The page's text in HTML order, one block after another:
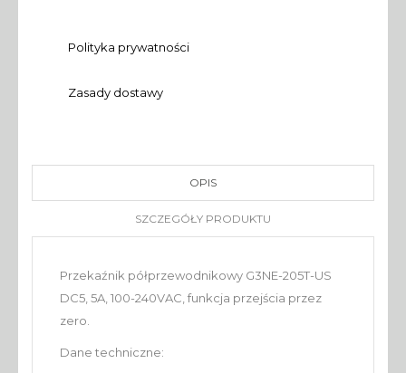
Polityka prywatności
Zasady dostawy
OPIS
SZCZEGÓŁY PRODUKTU
Przekaźnik półprzewodnikowy G3NE-205T-US
DC5, 5A, 100-240VAC, funkcja przejścia przez
zero.
Dane techniczne: